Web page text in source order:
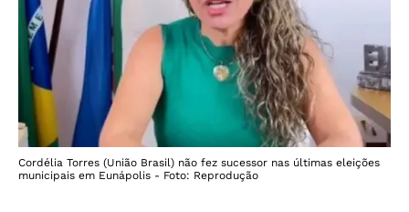
Cordélia Torres (União Brasil) não fez sucessor nas últimas eleições
municipais em Eunápolis - Foto: Reprodução